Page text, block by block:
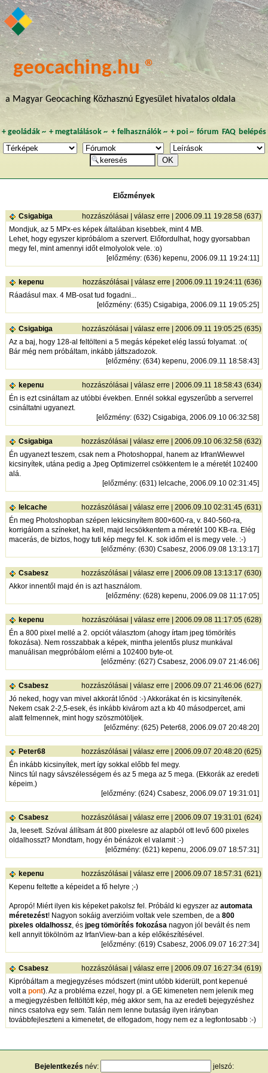
geocaching.hu ®
a Magyar Geocaching Közhasznú Egyesület hivatalos oldala
+ geoládák~ +megtalálások ~ + felhasználók~ + poi~ fórum FAQ belépés
Előzmények
Csigabiga hozzászólásai válasz erre | 2006.09.11 19:28:58 (637)
Mondjuk, az 5 MPx-es képek általában kisebbek, mint 4 MB.
Lehet, hogy egyszer kipróbálom a szervert. Előfordulhat, hogy gyorsabban
megy fel, mint amennyi időt elmolyolok vele. :o)
[előzmény: (636) kepenu, 2006.09.11 19:24:11]
kepenu hozzászólásai válasz erre | 2006.09.11 19:24:11 (636)
Ráadásul max. 4 MB-osat tud fogadni...
[előzmény: (635) Csigabiga, 2006.09.11 19:05:25]
Csigabiga hozzászólásai válasz erre | 2006.09.11 19:05:25 (635)
Az a baj, hogy 128-al feltölteni a 5 megás képeket elég lassú folyamat. :o(
Bár még nem próbáltam, inkább játtszadozok.
[előzmény: (634) kepenu, 2006.09.11 18:58:43]
kepenu hozzászólásai válasz erre | 2006.09.11 18:58:43 (634)
Én is ezt csináltam az utóbbi években. Ennél sokkal egyszerűbb a serverrel
csináltatni ugyanezt.
[előzmény: (632) Csigabiga, 2006.09.10 06:32:58]
Csigabiga hozzászólásai válasz erre | 2006.09.10 06:32:58 (632)
Én ugyanezt teszem, csak nem a Photoshoppal, hanem az IrfranWiewvel
kicsinyítek, utána pedig a Jpeg Optimizerrel csökkentem le a méretét 102400
alá.
[előzmény: (631) lelcache, 2006.09.10 02:31:45]
lelcache hozzászólásai válasz erre | 2006.09.10 02:31:45 (631)
Én meg Photoshopban szépen lekicsinyítem 800×600-ra, v. 840-560-ra,
korrigálom a színeket, ha kell, majd lecsökkentem a méretét 100 KB-ra. Elég
macerás, de biztos, hogy tuti kép megy fel. K. sok időm el is megy vele. :-)
[előzmény: (630) Csabesz, 2006.09.08 13:13:17]
Csabesz hozzászólásai válasz erre | 2006.09.08 13:13:17 (630)
Akkor innentől majd én is azt használom.
[előzmény: (628) kepenu, 2006.09.08 11:17:05]
kepenu hozzászólásai válasz erre | 2006.09.08 11:17:05 (628)
Én a 800 pixel mellé a 2. opciót választom (ahogy írtam jpeg tömörítés
fokozása). Nem rosszabbak a képek, mintha jelentős plusz munkával
manuálisan megpróbálom elérni a 102400 byte-ot.
[előzmény: (627) Csabesz, 2006.09.07 21:46:06]
Csabesz hozzászólásai válasz erre | 2006.09.07 21:46:06 (627)
Jó neked, hogy van mivel akkorát lőnöd :-) Akkorákat én is kicsinyítenék.
Nekem csak 2-2,5-esek, és inkább kivárom azt a kb 40 másodpercet, ami
alatt felmennek, mint hogy szöszmötöljek.
[előzmény: (625) Peter68, 2006.09.07 20:48:20]
Peter68 hozzászólásai válasz erre | 2006.09.07 20:48:20 (625)
Én inkább kicsinyítek, mert így sokkal előbb fel megy.
Nincs túl nagy sávszélességem és az 5 mega az 5 mega. (Ekkorák az eredeti
képeim.)
[előzmény: (624) Csabesz, 2006.09.07 19:31:01]
Csabesz hozzászólásai válasz erre | 2006.09.07 19:31:01 (624)
Ja, leesett. Szóval állítsam át 800 pixelesre az alapból ott levő 600 pixeles
oldalhosszt? Mondtam, hogy én bénázok el valamit :-)
[előzmény: (621) kepenu, 2006.09.07 18:57:31]
kepenu hozzászólásai válasz erre | 2006.09.07 18:57:31 (621)
Kepenu feltette a képeidet a fő helyre ;-)
Apropó! Miért ilyen kis képeket pakolsz fel. Próbáld ki egyszer az automata
méretezést! Nagyon sokáig averzióim voltak vele szemben, de a 800
pixeles oldalhossz, és jpeg tömörítés fokozásanagyon jól bevált és nem
kell annyit tökölnöm az IrfanView-ban a kép előkészítésével.
[előzmény: (619) Csabesz, 2006.09.07 16:27:34]
Csabesz hozzászólásai válasz erre | 2006.09.07 16:27:34 (619)
Kipróbáltam a megjegyzéses módszert (mint utóbb kiderült, pont kepenué
volt a pont). Az a probléma ezzel, hogy pl. a GE kimeneten nem jelenik meg
a megjegyzésben feltöltött kép, még akkor sem, ha az eredeti bejegyzéshez
nincs csatolva egy sem. Talán nem lenne butaság ilyen irányban
továbbfejleszteni a kimenetet, de elfogadom, hogy nem ez a legfontosabb :-)
Bejelentkezés név: jelszó: